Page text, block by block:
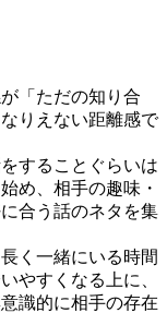
「ただの知り合
りえない距離感で
することぐらいは
め、相手の趣味・
合う話のネタを集
く一緒にいる時間
やすくなる上に、
識的に相手の存在